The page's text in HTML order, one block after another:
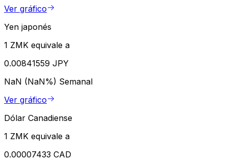
Ver gráfico
Yen japonés
1 ZMK equivale a
0.00841559 JPY
NaN (NaN%) Semanal
Ver gráfico
Dólar Canadiense
1 ZMK equivale a
0.00007433 CAD